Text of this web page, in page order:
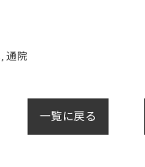
通院
一覧に戻る